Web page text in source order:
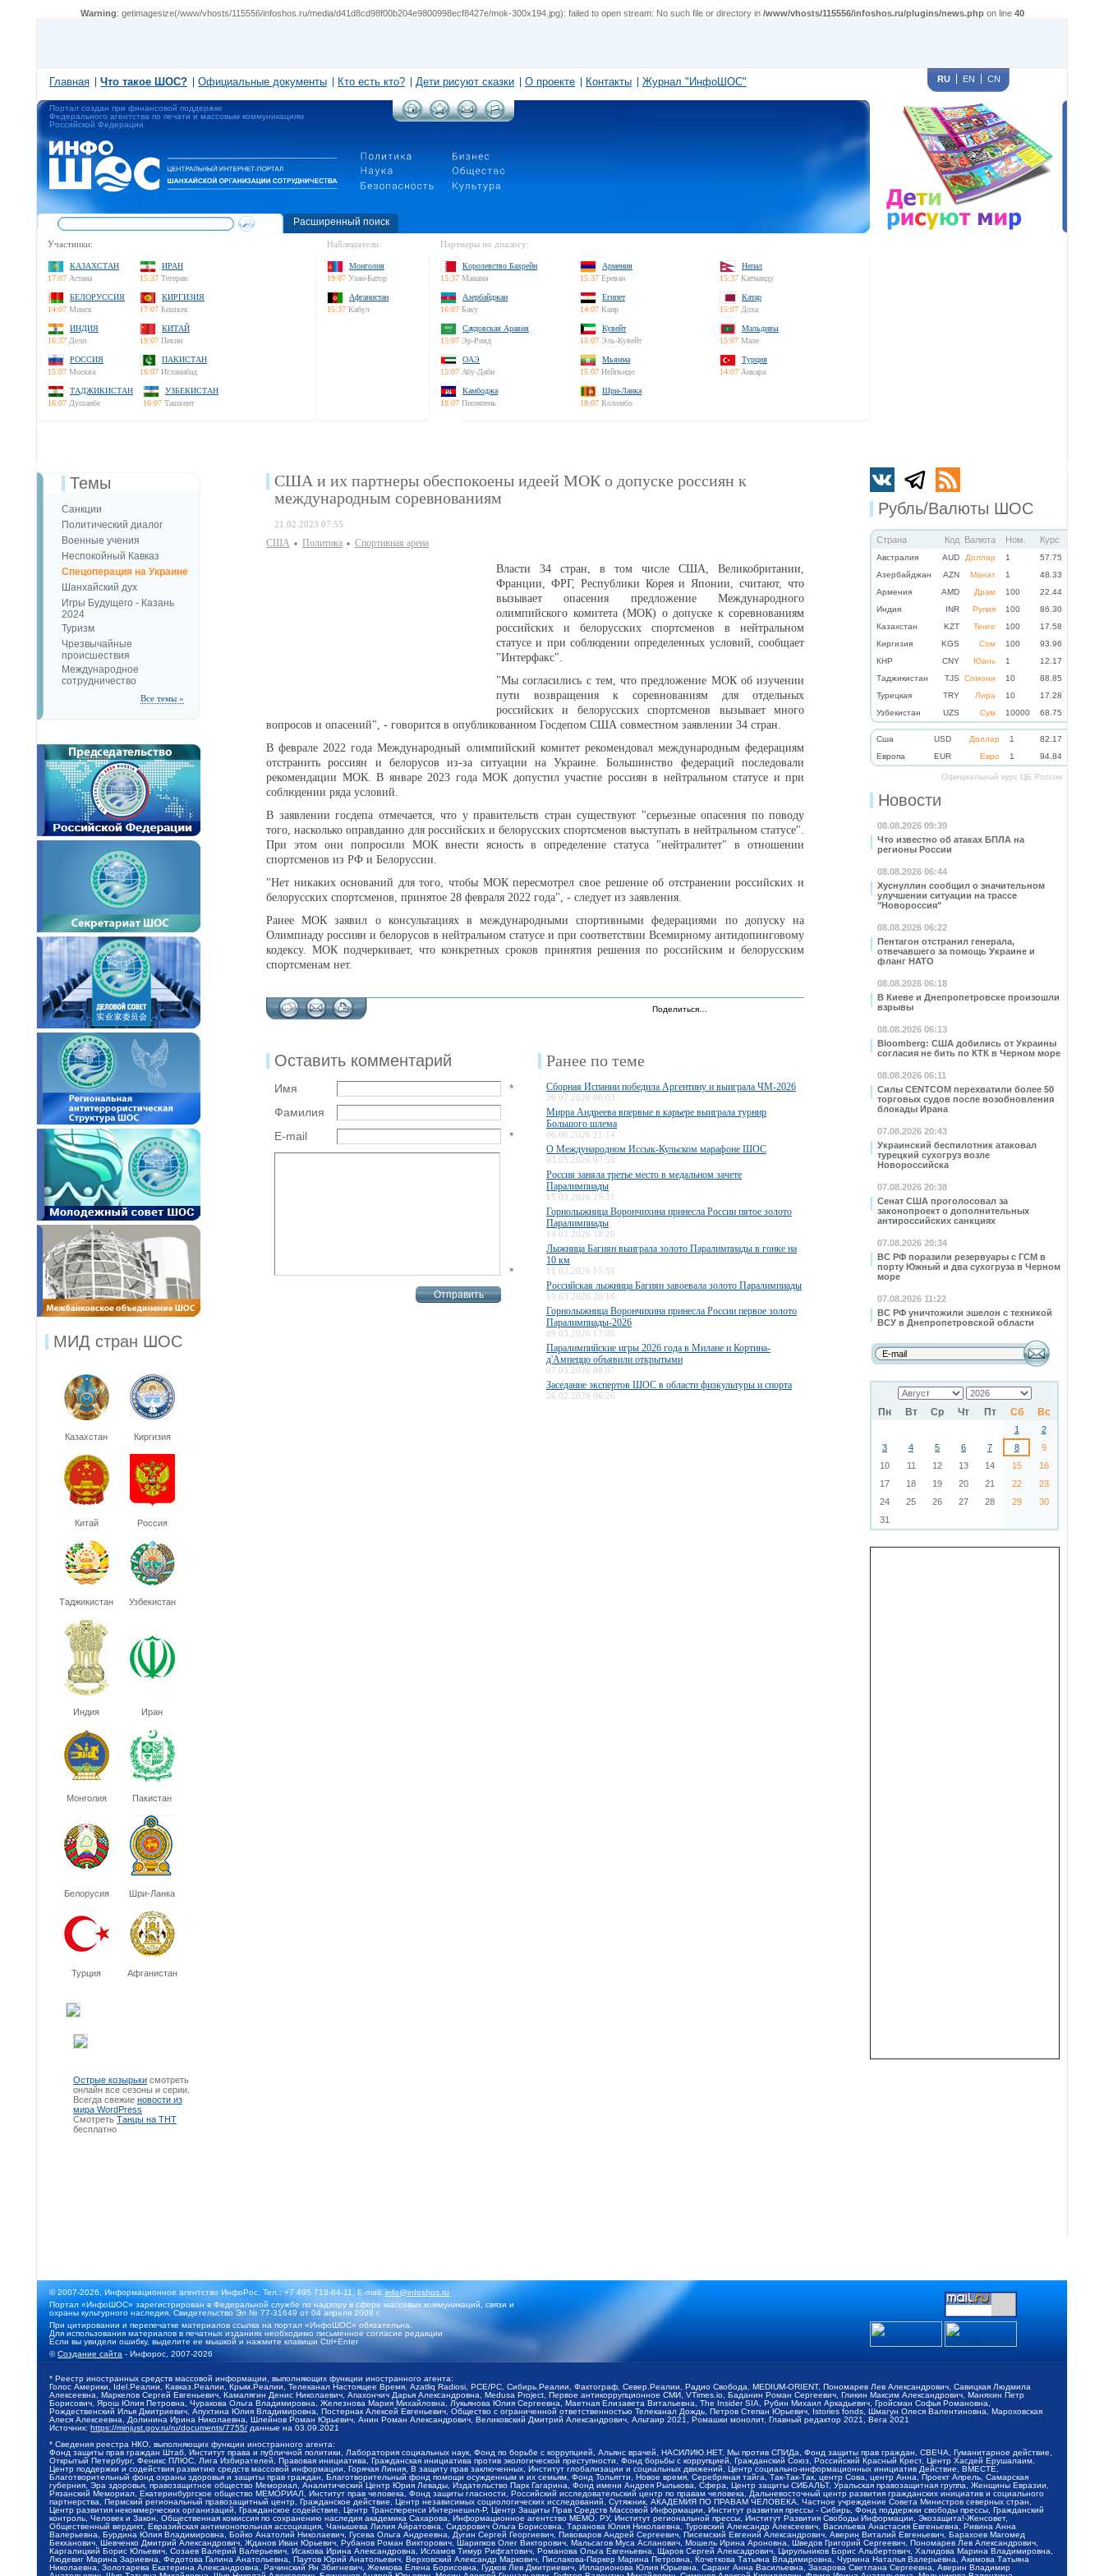
Warning: getimagesize(/www/vhosts/115556/infoshos.ru/media/d41d8cd98f00b204e9800998ecf8427e/mok-300x194.jpg): failed to open stream: No such file or directory in /www/vhosts/115556/infoshos.ru/plugins/news.phpon line 40
Главная Что такое ШОС? Официальные документы Кто есть кто? Дети рисуют сказки О проекте Контакты Журнал "ИнфоШОС" RU EN CN
Портал создан при финансовой поддержке
Федерального агентства по печати и массовым коммуникациям
Российской Федерации
Расширенный поиск
Участники:
КАЗАХСТАН
17:07 Астана
ИРАН
15:37 Тегеран
БЕЛОРУССИЯ
14:07 Минск
КИРГИЗИЯ
17:07 Бишкек
ИНДИЯ
16:37 Дели
КИТАЙ
19:07 Пекин
РОССИЯ
15:07 Москва
ПАКИСТАН
16:07 Исламабад
ТАДЖИКИСТАН
16:07 Душанбе
УЗБЕКИСТАН
16:07 Ташкент
Наблюдатели:
Монголия
19:07 Улан-Батор
Афганистан
15:37 Кабул
Партнеры по диалогу:
Королевство Бахрейн
15:37 Манама
Армения
15:37 Ереван
Непал
15:37 Катманду
Азербайджан
16:07 Баку
Египет
14:07 Каир
Катар
15:07 Доха
Саудовская Аравия
15:07 Эр-Рияд
Кувейт
15:07 Эль-Кувейт
Мальдивы
15:07 Мале
ОАЭ
15:07 Абу-Даби
Мьянма
15:07 Нейпьидо
Турция
14:07 Анкара
Камбоджа
18:07 Пномпень
Шри-Ланка
18:07 Коломбо
Рубль/Валюты ШОС
Страна Код Валюта Ном. Курс
Австралия AUD Доллар 1
57.75
Азербайджан
AZN Манат 1
48.33
Армения
AMD Драм 100
22.44
Индия
INR Рупия 100
86.30
Казахстан
KZT Тенге 100
17.58
Киргизия
KGS Сом 100
93.96
КНР
CNY Юань 1
12.17
Таджикистан
TJS Сомони 10
88.85
Турецкая
TRY Лира 10
17.28
Узбекистан
UZS Сум 10000 68.75
Cша USD Доллар 1
82.17
Eвропа
EUR Евро 1 94.84
Официальный курс ЦБ России
Новости
08.08.2026 09:39
Что известно об атаках БПЛА на
регионы России
08.08.2026 06:44
Хуснуллин сообщил о значительном
улучшении ситуации на трассе
"Новороссия"
08.08.2026 06:22
Пентагон отстранил генерала,
отвечавшего за помощь Украине и
фланг НАТО
08.08.2026 06:18
В Киеве и Днепропетровске произошли
взрывы
08.08.2026 06:13
Bloomberg: США добились от Украины
согласия не бить по КТК в Черном море
08.08.2026 06:11
Силы CENTCOM перехватили более 50
торговых судов после возобновления
блокады Ирана
07.08.2026 20:43
Украинский беспилотник атаковал
турецкий сухогруз возле
Новороссийска
07.08.2026 20:38
Сенат США проголосовал за
законопроект о дополнительных
антироссийских санкциях
07.08.2026 20:34
ВС РФ поразили резервуары с ГСМ в
порту Южный и два сухогруза в Черном
море
07.08.2026 11:22
ВС РФ уничтожили эшелон с техникой
ВСУ в Днепропетровской области
Пн Вт Ср Чт Пт Сб Вс
1
2
3
4 5 6 7 8
9
10
11 12 13 14 15
16
17
18 19 20 21 22
23
24
25 26 27 28 29
30
31
Темы
Санкции
Политический диалог
Военные учения
Неспокойный Кавказ
Спецоперация на Украине
Шанхайский дух
Игры Будущего - Казань
2024
Туризм
Чрезвычайные
происшествия
Международное
сотрудничество
Все темы »
МИД стран ШОС
Казахстан Киргизия
Китай Россия
Таджикистан Узбекистан
Индия Иран
Монголия Пакистан
Белорусия Шри-Ланка
Турция Афганистан
Острые козырьки смотреть
онлайн все сезоны и серии.
Всегда свежие новости из
мира WordPress
Смотреть Танцы на ТНТ
бесплатно
США и их партнеры обеспокоены идеей МОК о допуске россиян к
международным соревнованиям
21.02.2023 07:55
США Политика Спортивная арена
Власти 34 стран, в том числе США, Великобритании,
Франции, ФРГ, Республики Корея и Японии, считают, что
вызывает опасения предложение Международного
олимпийского комитета (МОК) о допуске к соревнованиям
российских и белорусских спортсменов в нейтральном
статусе и при соблюдении определенных условий, сообщает
"Интерфакс".
"Мы согласились с тем, что предложение МОК об изучении
пути возвращения к соревнованиям для отдельных
российских и белорусских спортсменов вызывает много
вопросов и опасений", - говорится в опубликованном Госдепом США совместном заявлении 34 стран.
В феврале 2022 года Международный олимпийский комитет рекомендовал международным федерациям
отстранить россиян и белорусов из-за ситуации на Украине. Большинство федераций последовали
рекомендации МОК. В январе 2023 года МОК допустил участие россиян в нейтральном статусе и при
соблюдении ряда условий.
В заявлении госдепа отмечается, что у правительств стран существуют "серьезные опасения по поводу
того, насколько оправданно для российских и белорусских спортсменов выступать в нейтральном статусе".
При этом они попросили МОК внести ясность в определение статуса "нейтралитет" в отношении
спортсменов из РФ и Белоруссии.
"Нет никаких оснований для того, чтобы МОК пересмотрел свое решение об отстранении российских и
белорусских спортсменов, принятое 28 февраля 2022 года", - следует из заявления.
Ранее МОК заявил о консультациях в международными спортивными федерациями по допуску на
Олимпиаду россиян и белорусов в нейтральном статусе и при соответствии Всемирному антидопинговому
кодексу. МОК подчеркивает, что конкретных сроков принятия решения по российским и белорусским
спортсменам нет.
Поделиться…
Оставить комментарий
Имя
*
Фамилия
E-mail
*
*
Ранее по теме
Сборная Испании победила Аргентину и выиграла ЧМ-2026
20.07.2026 06:03
Мирра Андреева впервые в карьере выиграла турнир
Большого шлема
06.06.2026 21:14
О Международном Иссык-Кульском марафоне ШОС
03.05.2026 07:59
Россия заняла третье место в медальном зачете
Паралимпиады
15.03.2026 19:31
Горнолыжница Ворончихина принесла России пятое золото
Паралимпиады
14.03.2026 18:20
Лыжница Багиян выиграла золото Паралимпиады в гонке на
10 км
11.03.2026 15:51
Российская лыжница Багиян завоевала золото Паралимпиады
10.03.2026 20:16
Горнолыжница Ворончихина принесла России первое золото
Паралимпиады-2026
09.03.2026 17:06
Паралимпийские игры 2026 года в Милане и Кортина-
д'Ампеццо объявили открытыми
07.03.2026 08:07
Заседание экспертов ШОС в области физкультуры и спорта
26.02.2026 06:26
© 2007-2026, Информационное агентство ИнфоРос. Тел.: +7 495 718-84-11, E-mail:info@infoshos.ru
Портал «ИнфоШОС» зарегистрирован в Федеральной службе по надзору в сфере массовых коммуникаций, связи и
охраны культурного наследия. Свидетельство Эл № 77-31649 от 04 апреля 2008 г.
При цитировании и перепечатке материалов ссылка на портал «ИнфоШОС» обязательна.
Для использования материалов в печатных изданиях необходимо письменное согласие редакции
Если вы увидели ошибку, выделите ее мышкой и нажмите клавиши Ctrl+Enter
©Создание сайта - Инфорос, 2007-2026
* Реестр иностранных средств массовой информации, выполняющих функции иностранного агента:
Голос Америки, Idel.Реалии, Кавказ.Реалии, Крым.Реалии, Телеканал Настоящее Время, Azatliq Radiosi, PCE/PC, Сибирь.Реалии, Фактограф, Север.Реалии, Радио Свобода, MEDIUM-ORIENT, Пономарев Лев Александрович, Савицкая Людмила
Алексеевна, Маркелов Сергей Евгеньевич, Камалягин Денис Николаевич, Апахончич Дарья Александровна, Medusa Project, Первое антикоррупционное СМИ, VTimes.io, Баданин Роман Сергеевич, Гликин Максим Александрович, Маняхин Петр
Борисович, Ярош Юлия Петровна, Чуракова Ольга Владимировна, Железнова Мария Михайловна, Лукьянова Юлия Сергеевна, Маетная Елизавета Витальевна, The Insider SIA, Рубин Михаил Аркадьевич, Гройсман Софья Романовна,
Рождественский Илья Дмитриевич, Апухтина Юлия Владимировна, Постернак Алексей Евгеньевич, Общество с ограниченной ответственностью Телеканал Дождь, Петров Степан Юрьевич, Istories fonds, Шмагун Олеся Валентиновна, Мароховская
Алеся Алексеевна, Долинина Ирина Николаевна, Шлейнов Роман Юрьевич, Анин Роман Александрович, Великовский Дмитрий Александрович, Альтаир 2021, Ромашки монолит, Главный редактор 2021, Вега 2021
Источник: https://minjust.gov.ru/ru/documents/7755/ данные на 03.09.2021
* Сведения реестра НКО, выполняющих функции иностранного агента:
Фонд защиты прав граждан Штаб, Институт права и публичной политики, Лаборатория социальных наук, Фонд по борьбе с коррупцией, Альянс врачей, НАСИЛИЮ.НЕТ, Мы против СПИДа, Фонд защиты прав граждан, СВЕЧА, Гуманитарное действие,
Открытый Петербург, Феникс ПЛЮС, Лига Избирателей, Правовая инициатива, Гражданская инициатива против экологической преступности, Фонд борьбы с коррупцией, Гражданский Союз, Российский Красный Крест, Центр Хасдей Ерушалаим,
Центр поддержки и содействия развитию средств массовой информации, Горячая Линия, В защиту прав заключенных, Институт глобализации и социальных движений, Центр социально-информационных инициатив Действие, ВМЕСТЕ,
Благотворительный фонд охраны здоровья и защиты прав граждан, Благотворительный фонд помощи осужденным и их семьям, Фонд Тольятти, Новое время, Серебряная тайга, Так-Так-Так, центр Сова, центр Анна, Проект Апрель, Самарская
губерния, Эра здоровья, правозащитное общество Мемориал, Аналитический Центр Юрия Левады, Издательство Парк Гагарина, Фонд имени Андрея Рылькова, Сфера, Центр защиты СИБАЛЬТ, Уральская правозащитная группа, Женщины Евразии,
Рязанский Мемориал, Екатеринбургское общество МЕМОРИАЛ, Институт прав человека, Фонд защиты гласности, Российский исследовательский центр по правам человека, Дальневосточный центр развития гражданских инициатив и социального
партнерства, Пермский региональный правозащитный центр, Гражданское действие, Центр независимых социологических исследований, Сутяжник, АКАДЕМИЯ ПО ПРАВАМ ЧЕЛОВЕКА, Частное учреждение Совета Министров северных стран,
Центр развития некоммерческих организаций, Гражданское содействие, Центр Трансперенси Интернешнл-Р, Центр Защиты Прав Средств Массовой Информации, Институт развития прессы - Сибирь, Фонд поддержки свободы прессы, Гражданский
контроль, Человек и Закон, Общественная комиссия по сохранению наследия академика Сахарова, Информационное агентство МЕМО. РУ, Институт региональной прессы, Институт Развития Свободы Информации, Экозащита!-Женсовет,
Общественный вердикт, Евразийская антимонопольная ассоциация, Чанышева Лилия Айратовна, Сидорович Ольга Борисовна, Таранова Юлия Николаевна, Туровский Александр Алексеевич, Васильева Анастасия Евгеньевна, Ривина Анна
Валерьевна, Бурдина Юлия Владимировна, Бойко Анатолий Николаевич, Гусева Ольга Андреевна, Дугин Сергей Георгиевич, Пивоваров Андрей Сергеевич, Писемский Евгений Александрович, Аверин Виталий Евгеньевич, Барахоев Магомед
Бекханович, Шевченко Дмитрий Александрович, Жданов Иван Юрьевич, Рубанов Роман Викторович, Шарипков Олег Викторович, Мальсагов Муса Асланович, Мошель Ирина Ароновна, Шведов Григорий Сергеевич, Пономарев Лев Александрович,
Каргалицкий Борис Юльевич, Созаев Валерий Валерьевич, Исакова Ирина Александровна, Исламов Тимур Рифгатович, Романова Ольга Евгеньевна, Щаров Сергей Алексадрович, Цирульников Борис Альбертович, Халидова Марина Владимировна,
Людевиг Марина Зариевна, Федотова Галина Анатольевна, Паутов Юрий Анатольевич, Верховский Александр Маркович, Пислакова-Паркер Марина Петровна, Кочеткова Татьяна Владимировна, Чуркина Наталья Валерьевна, Акимова Татьяна
Николаевна, Золотарева Екатерина Александровна, Рачинский Ян Збигневич, Жемкова Елена Борисовна, Гудков Лев Дмитриевич, Илларионова Юлия Юрьевна, Саранг Анна Васильевна, Захарова Светлана Сергеевна, Аверин Владимир